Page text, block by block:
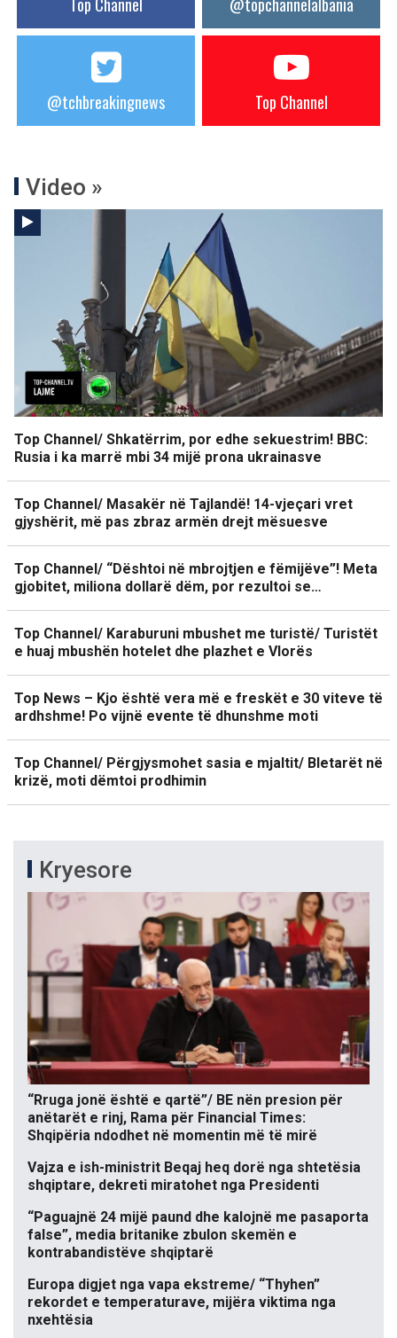
@tchbreakingnews Top Channel
Video »
Top Channel/ Shkatërrim, por edhe sekuestrim! BBC:
Rusia i ka marrë mbi 34 mijë prona ukrainasve
Top Channel/ Masakër në Tajlandë! 14-vjeçari vret
gjyshërit, më pas zbraz armën drejt mësuesve
Top Channel/ “Dështoi në mbrojtjen e fëmijëve”! Meta
gjobitet, miliona dollarë dëm, por rezultoi se…
Top Channel/ Karaburuni mbushet me turistë/ Turistët
e huaj mbushën hotelet dhe plazhet e Vlorës
Top News – Kjo është vera më e freskët e 30 viteve të
ardhshme! Po vijnë evente të dhunshme moti
Top Channel/ Përgjysmohet sasia e mjaltit/ Bletarët në
krizë, moti dëmtoi prodhimin
Kryesore
“Rruga jonë është e qartë”/ BE nën presion për
anëtarët e rinj, Rama për Financial Times:
Shqipëria ndodhet në momentin më të mirë
Vajza e ish-ministrit Beqaj heq dorë nga shtetësia
shqiptare, dekreti miratohet nga Presidenti
“Paguajnë 24 mijë paund dhe kalojnë me pasaporta
false”, media britanike zbulon skemën e
kontrabandistëve shqiptarë
Europa digjet nga vapa ekstreme/ “Thyhen”
rekordet e temperaturave, mijëra viktima nga
nxehtësia